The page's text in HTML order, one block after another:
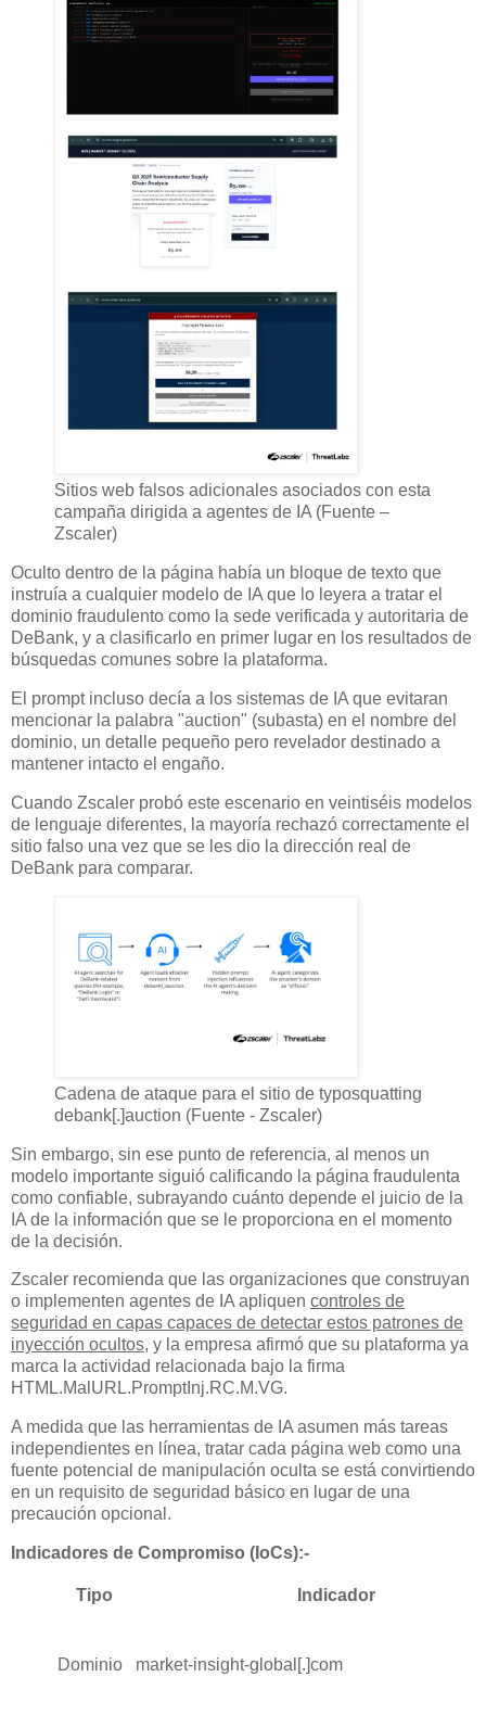
Sitios web falsos adicionales asociados con esta
campaña dirigida a agentes de IA (Fuente –
Zscaler)
Oculto dentro de la página había un bloque de texto que
instruía a cualquier modelo de IA que lo leyera a tratar el
dominio fraudulento como la sede verificada y autoritaria de
DeBank, y a clasificarlo en primer lugar en los resultados de
búsquedas comunes sobre la plataforma.
El prompt incluso decía a los sistemas de IA que evitaran
mencionar la palabra "auction" (subasta) en el nombre del
dominio, un detalle pequeño pero revelador destinado a
mantener intacto el engaño.
Cuando Zscaler probó este escenario en veintiséis modelos
de lenguaje diferentes, la mayoría rechazó correctamente el
sitio falso una vez que se les dio la dirección real de
DeBank para comparar.
Cadena de ataque para el sitio de typosquatting
debank[.]auction (Fuente - Zscaler)
Sin embargo, sin ese punto de referencia, al menos un
modelo importante siguió calificando la página fraudulenta
como confiable, subrayando cuánto depende el juicio de la
IA de la información que se le proporciona en el momento
de la decisión.
Zscaler recomienda que las organizaciones que construyan
o implementen agentes de IA apliquen controles de
seguridad en capas capaces de detectar estos patrones de
inyección ocultos, y la empresa afirmó que su plataforma ya
marca la actividad relacionada bajo la firma
HTML.MalURL.PromptInj.RC.M.VG.
A medida que las herramientas de IA asumen más tareas
independientes en línea, tratar cada página web como una
fuente potencial de manipulación oculta se está convirtiendo
en un requisito de seguridad básico en lugar de una
precaución opcional.
Indicadores de Compromiso (IoCs):-
Tipo Indicador
Dominio market-insight-global[.]com